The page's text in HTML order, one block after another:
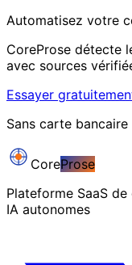
Automatisez votre
CoreProse détecte
avec sources
Essayer
Sans carte
CoreProse
Plateforme SaaS
IA autonomes